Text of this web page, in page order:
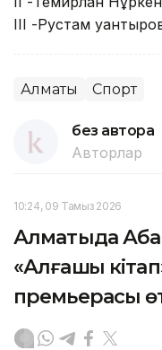
III -Рустам
Алматы Спорт
без автора
Авторлар
10:24, 09 Тамыз 2026
Алматыда
«Алғашқы
премьерасы